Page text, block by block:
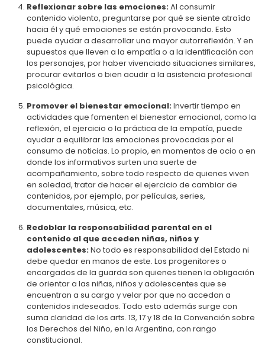
Reflexionar sobre las emociones:Al consumir
contenido violento, preguntarse por qué se siente atraído
hacia él y qué emociones se están provocando. Esto
puede ayudar a desarrollar una mayor autorreflexión. Y en
supuestos que lleven a la empatía o a la identificación con
los personajes, por haber vivenciado situaciones similares,
procurar evitarlos o bien acudir a la asistencia profesional
psicológica.
Promover el bienestar emocional:Invertir tiempo en
actividades que fomenten el bienestar emocional, como la
reflexión, el ejercicio o la práctica de la empatía, puede
ayudar a equilibrar las emociones provocadas por el
consumo de noticias. Lo propio, en momentos de ocio o en
donde los informativos surten una suerte de
acompañamiento, sobre todo respecto de quienes viven
en soledad, tratar de hacer el ejercicio de cambiar de
contenidos, por ejemplo, por películas, series,
documentales, música, etc.
Redoblar la responsabilidad parental en el
contenido al que acceden niñas, niños y
adolescentes:No todo es responsabilidad del Estado ni
debe quedar en manos de este. Los progenitores o
encargados de la guarda son quienes tienen la obligación
de orientar a las niñas, niños y adolescentes que se
encuentran a su cargo y velar por que no accedan a
contenidos indeseados. Todo esto además surge con
suma claridad de los arts. 13, 17 y 18 de la Convención sobre
los Derechos del Niño, en la Argentina, con rango
constitucional.